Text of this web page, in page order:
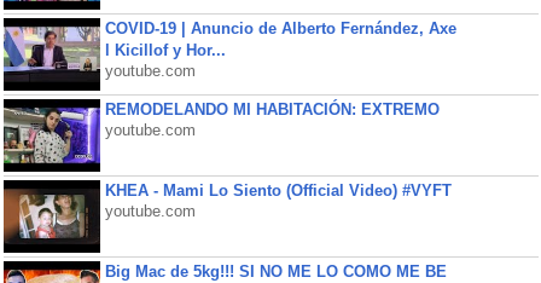
COVID-19 | Anuncio de Alberto Fernández, Axe
l Kicillof y Hor...
youtube.com
REMODELANDO MI HABITACIÓN: EXTREMO
youtube.com
KHEA - Mami Lo Siento (Official Video) #VYFT
youtube.com
Big Mac de 5kg!!! SI NO ME LO COMO ME BE